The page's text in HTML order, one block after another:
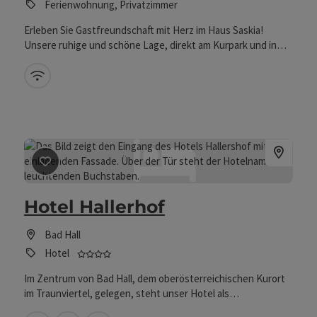
Ferienwohnung, Privatzimmer
Erleben Sie Gastfreundschaft mit Herz im Haus Saskia!
Unsere ruhige und schöne Lage, direkt am Kurpark und in
die Entspannung suchen. Das charmante Stadtzentrum
W-Lan (kostenlos)
Beitrag merken: Hotel Hallerhof
Hotel Hallerhof
Bad Hall
Hotel
4 Sterne - geprüfter und ausgezeichneter
Im Zentrum von Bad Hall, dem oberösterreichischen Kurort
im Traunviertel, gelegen, steht unser Hotel als